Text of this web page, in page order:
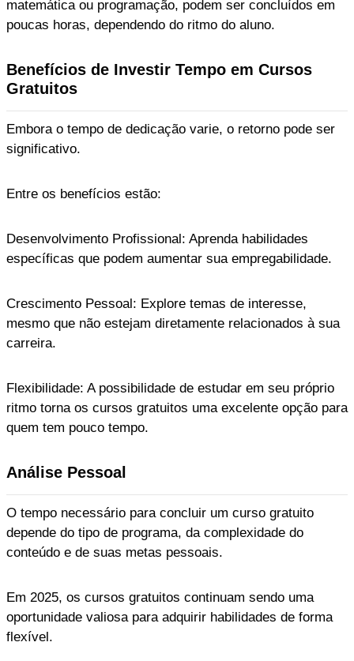
matemática ou programação, podem ser concluídos em
poucas horas, dependendo do ritmo do aluno.
Benefícios de Investir Tempo em Cursos
Gratuitos
Embora o tempo de dedicação varie, o retorno pode ser
significativo.
Entre os benefícios estão:
Desenvolvimento Profissional: Aprenda habilidades
específicas que podem aumentar sua empregabilidade.
Crescimento Pessoal: Explore temas de interesse,
mesmo que não estejam diretamente relacionados à sua
carreira.
Flexibilidade: A possibilidade de estudar em seu próprio
ritmo torna os cursos gratuitos uma excelente opção para
quem tem pouco tempo.
Análise Pessoal
O tempo necessário para concluir um curso gratuito
depende do tipo de programa, da complexidade do
conteúdo e de suas metas pessoais.
Em 2025, os cursos gratuitos continuam sendo uma
oportunidade valiosa para adquirir habilidades de forma
flexível.